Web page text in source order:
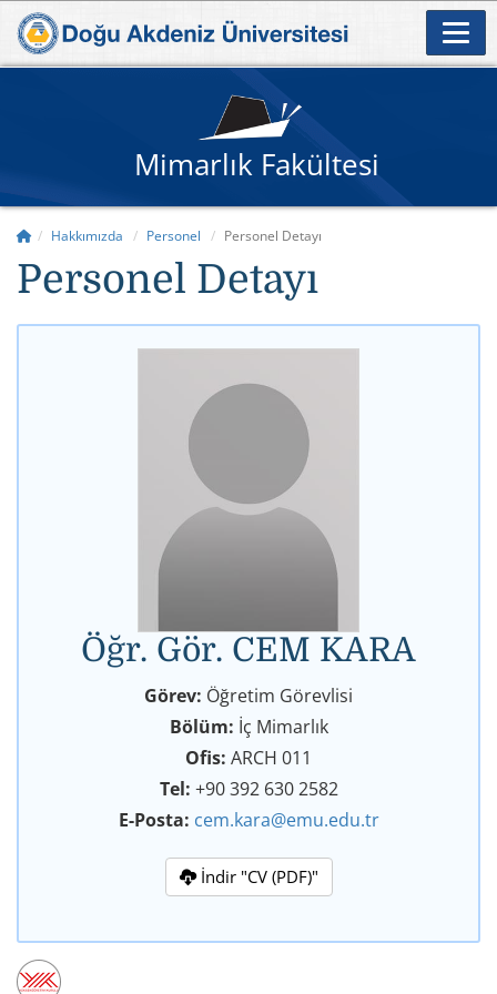
Mimarlık Fakültesi
Hakkımızda Personel Personel Detayı
Personel Detayı
Öğr. Gör. CEM KARA
Görev: Öğretim Görevlisi
Bölüm: İç Mimarlık
Ofis: ARCH 011
Tel: +90 392 630 2582
E-Posta: cem.kara@emu.edu.tr
İndir "CV (PDF)"